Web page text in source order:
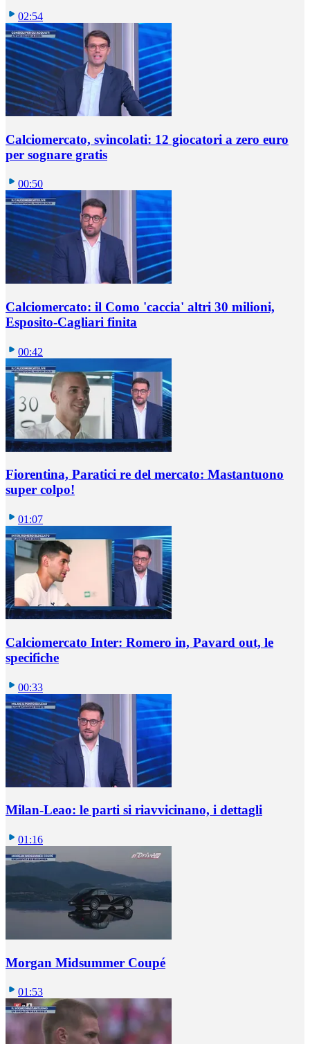
02:54
Calciomercato, svincolati: 12 giocatori a zero euro
per sognare gratis
00:50
Calciomercato: il Como 'caccia' altri 30 milioni,
Esposito-Cagliari finita
00:42
Fiorentina, Paratici re del mercato: Mastantuono
super colpo!
01:07
Calciomercato Inter: Romero in, Pavard out, le
specifiche
00:33
Milan-Leao: le parti si riavvicinano, i dettagli
01:16
Morgan Midsummer Coupé
01:53